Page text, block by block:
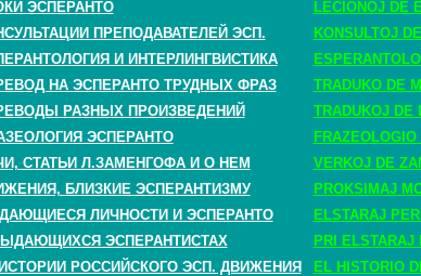
ЭСПЕРАНТО
LECIONOJ DE
ПРЕПОДАВАТЕЛЕЙ ЭСП.
KONSULTOJ
И ИНТЕРЛИНГВИСТИКА
НА ЭСПЕРАНТО ТРУДНЫХ ФРАЗ
TRADUKO DE
РАЗНЫХ ПРОИЗВЕДЕНИЙ
TRADUKOJ DE
ЭСПЕРАНТО
СТАТЬИ Л.ЗАМЕНГОФА И О НЕМ
VERKOJ DE
БЛИЗКИЕ ЭСПЕРАНТИЗМУ
PROKSIMAJ
ЛИЧНОСТИ И ЭСПЕРАНТО
ELSTARAJ
ЭСПЕРАНТИСТАХ
PRI ELSTARAJ
РОССИЙСКОГО ЭСП. ДВИЖЕНИЯ
EL HISTORIO